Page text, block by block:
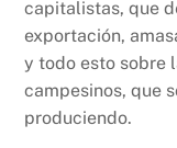
capitalistas, que
exportación,
y todo esto sobre
campesinos, que
produciendo.